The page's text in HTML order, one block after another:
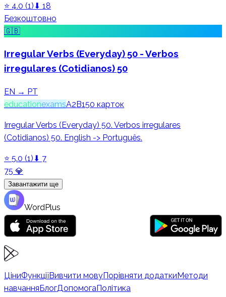
⭐ 4.0 (1 ) ⬇ 18
Безкоштовно
🇬🇧
Irregular Verbs (Everyday) 50 - Verbos
irregulares (Cotidianos) 50
EN → PT
educationexamsA2 B150 карток
Irregular Verbs (Everyday) 50. Verbos irregulares
(Cotidianos) 50. English -> Português.
⭐ 5.0 (1) ⬇ 7
75 💎
Завантажити ще
WordPlus
ЦіниФункціїВивчити мовуПорівняти додатки Методи
навчання БлогДопомогаПолітика